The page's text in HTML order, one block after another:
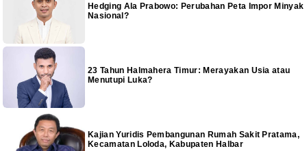
Hedging Ala Prabowo: Perubahan Peta Impor Minyak
Nasional?
23 Tahun Halmahera Timur: Merayakan Usia atau
Menutupi Luka?
Kajian Yuridis Pembangunan Rumah Sakit Pratama,
Kecamatan Loloda, Kabupaten Halbar